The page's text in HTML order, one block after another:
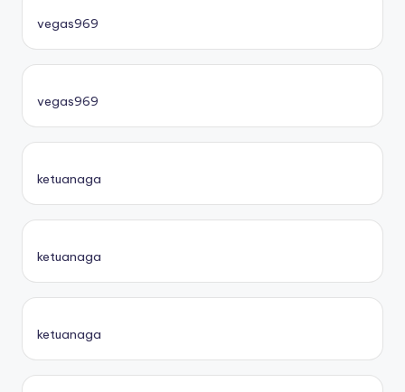
vegas969
vegas969
ketuanaga
ketuanaga
ketuanaga